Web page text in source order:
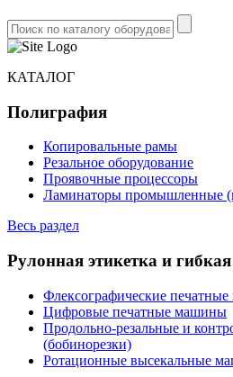
КАТАЛОГ
Полиграфия
Копировальные рамы
Резальное оборудование
Проявочные процессоры
Ламинаторы промышленные
Весь раздел
Рулонная этикетка и
Флексографические
Цифровые печатные машины
Продольно-резальные и
(бобинорезки)
Ротационные высекальные